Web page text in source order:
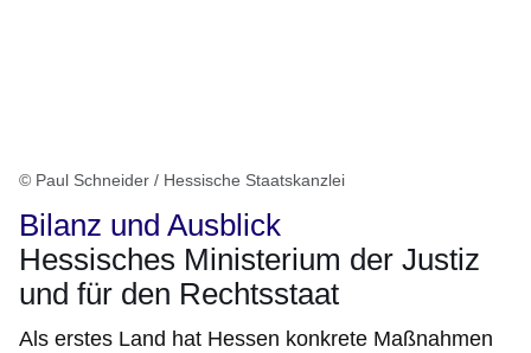
© Paul Schneider / Hessische Staatskanzlei
Bilanz und Ausblick
Hessisches Ministerium der Justiz
und für den Rechtsstaat
Als erstes Land hat Hessen konkrete Maßnahmen